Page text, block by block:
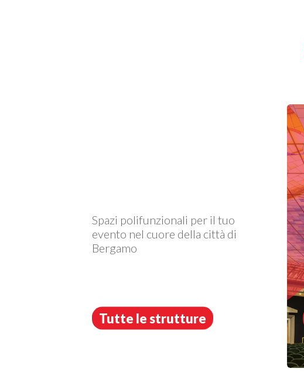
Spazi polifunzionali per il tuo
evento nel cuore della città di
Bergamo
Tutte le strutture